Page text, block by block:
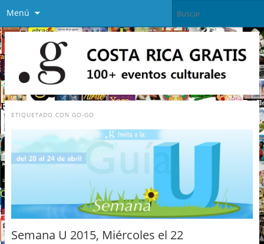
Menú
ETIQUETADO CON GO-GO
Semana U 2015, Miércoles el 22